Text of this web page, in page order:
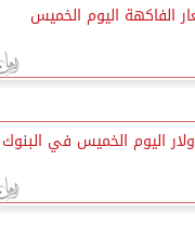
الفاكهة اليوم الخميس
اليوم الخميس في البنوك